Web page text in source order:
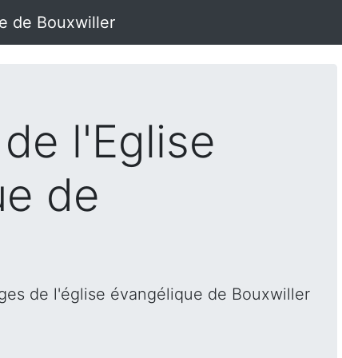
de Bouxwiller
l'Eglise
de
de l'église évangélique de Bouxwiller